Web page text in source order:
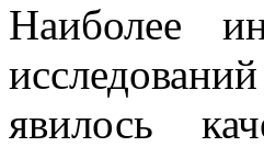
Наиболее
явилось